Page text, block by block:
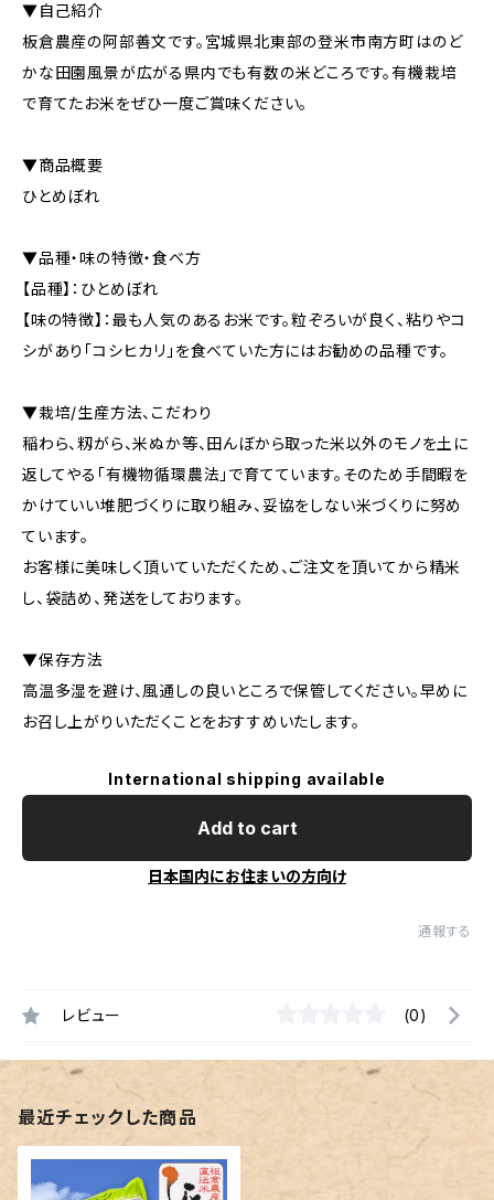
▼自己紹介
板倉農産の阿部善文です。宮城県北東部の登米市南方町はのど
かな田園風景が広がる県内でも有数の米どころです。有機栽培
で育てたお米をぜひ一度ご賞味ください。
▼商品概要
ひとめぼれ
▼品種・味の特徴・食べ方
【品種】：ひとめぼれ
【味の特徴】：最も人気のあるお米です。粒ぞろいが良く、粘りやコ
シがあり「コシヒカリ」を食べていた方にはお勧めの品種です。
▼栽培/生産方法、こだわり
稲わら、籾がら、米ぬか等、田んぼから取った米以外のモノを土に
返してやる「有機物循環農法」で育てています。そのため手間暇を
かけていい堆肥づくりに取り組み、妥協をしない米づくりに努め
ています。
お客様に美味しく頂いていただくため、ご注文を頂いてから精米
し、袋詰め、発送をしております。
▼保存方法
高温多湿を避け、風通しの良いところで保管してください。早めに
お召し上がりいただくことをおすすめいたします。
International shipping available
Add to cart
日本国内にお住まいの方向け
通報する
レビュー (0)
最近チェックした商品